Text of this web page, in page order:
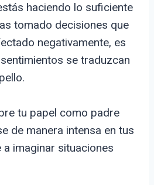
haciendo lo suficiente
tomado decisiones que
negativamente, es
se traduzcan
tu papel como padre
de manera intensa en tus
a imaginar situaciones